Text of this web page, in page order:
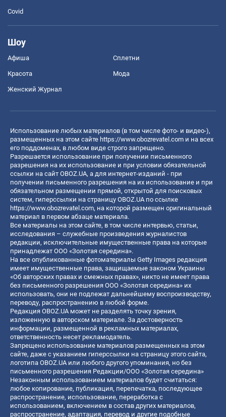
Covid
Шоу
Афиша Сплетни
Красота Мода
Женский Журнал
Использование любых материалов (в том числе фото- и видео-),
размещенных на этом сайте https://www.obozrevatel.com и на всех
его поддоменах, в любом виде строго запрещено.
Разрешается использование при получении письменного
разрешения на их использование и при условии обязательной
ссылки на сайт OBOZ.UA, а для интернет-изданий - при
получении письменного разрешения на их использование и при
обязательном размещении прямой, открытой для поисковых
систем, гиперссылки на страницу OBOZ.UA по ссылке
https://www.obozrevatel.com, на которой размещен оригинальный
материал в первом абзаце материала.
Все материалы на этом сайте, в том числе интервью, статьи,
исследования – служебные произведения журналистов
редакции, исключительные имущественные права на которые
принадлежат ООО «Золотая середина».
На все опубликованные фотоматериалы Getty Images редакция
имеет имущественные права, защищаемые законом Украины
«Об авторских правах и смежных правах», никто не имеет права
без письменного разрешения ООО «Золотая середина» их
использовать, они не подлежат дальнейшему воспроизводству,
переводу, распространению в любой форме.
Редакция OBOZ.UA может не разделять точку зрения,
изложенную в авторском материале. За достоверность
информации, размещенной в рекламных материалах,
ответственность несет рекламодатель.
Запрещено использование материалов размещенных на этом
сайте, даже с указанием гиперссылки на страницу этого сайта,
логотипа OBOZ.UA или любого другого упоминания, но без
письменного разрешения Редакции/ООО «Золотая середина»
Незаконным использованием материалов будет считаться:
любое копирование, публикация, перепечатка, последующее
распространение, использование, переработка с
использованием, включением в состав других материалов,
распространение, адаптация, перевод и другие подобные